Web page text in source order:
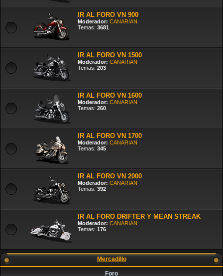
IR AL FORO VN 900
Moderador: CANARIAN
Temas: 3681
IR AL FORO VN 1500
Moderador: CANARIAN
Temas: 203
IR AL FORO VN 1600
Moderador: CANARIAN
Temas: 260
IR AL FORO VN 1700
Moderador: CANARIAN
Temas: 345
IR AL FORO VN 2000
Moderador: CANARIAN
Temas: 392
IR AL FORO DRIFTER Y MEAN STREAK
Moderador: CANARIAN
Temas: 176
Mercadillo
Foro